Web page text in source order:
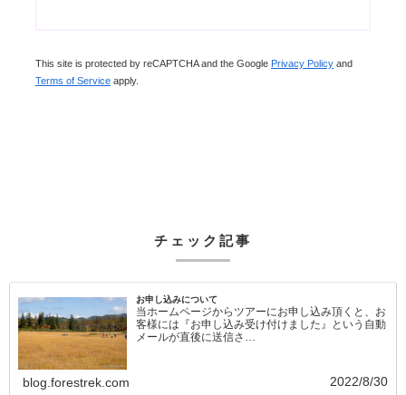
This site is protected by reCAPTCHA and the Google Privacy Policy and
Terms of Service apply.
チェック記事
お申し込みについて
当ホームページからツアーにお申し込み頂くと、お
客様には『お申し込み受け付けました』という自動
メールが直後に送信さ…
blog.forestrek.com 2022/8/30